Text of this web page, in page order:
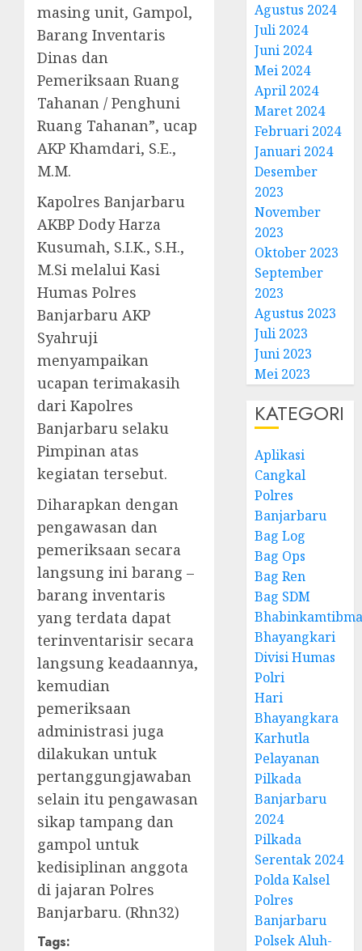
masing unit, Gampol,
Barang Inventaris
Dinas dan
Pemeriksaan Ruang
Tahanan / Penghuni
Ruang Tahanan”, ucap
AKP Khamdari, S.E.,
M.M.
Kapolres Banjarbaru
AKBP Dody Harza
Kusumah, S.I.K., S.H.,
M.Si melalui Kasi
Humas Polres
Banjarbaru AKP
Syahruji
menyampaikan
ucapan terimakasih
dari Kapolres
Banjarbaru selaku
Pimpinan atas
kegiatan tersebut.
Diharapkan dengan
pengawasan dan
pemeriksaan secara
langsung ini barang –
barang inventaris
yang terdata dapat
terinventarisir secara
langsung keadaannya,
kemudian
pemeriksaan
administrasi juga
dilakukan untuk
pertanggungjawaban
selain itu pengawasan
sikap tampang dan
gampol untuk
kedisiplinan anggota
di jajaran Polres
Banjarbaru. (Rhn32)
Tags:
Agustus 2024
Juli 2024
Juni 2024
Mei 2024
April 2024
Maret 2024
Februari 2024
Januari 2024
Desember
2023
November
2023
Oktober 2023
September
2023
Agustus 2023
Juli 2023
Juni 2023
Mei 2023
KATEGORI
Aplikasi
Cangkal
Polres
Banjarbaru
Bag Log
Bag Ops
Bag Ren
Bag SDM
Bhayangkari
Divisi Humas
Polri
Hari
Bhayangkara
Karhutla
Pelayanan
Pilkada
Banjarbaru
2024
Pilkada
Serentak 2024
Polda Kalsel
Polres
Banjarbaru
Polsek Aluh-